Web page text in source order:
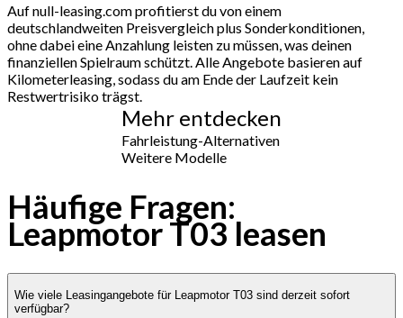
Auf null-leasing.com profitierst du von einem
deutschlandweiten Preisvergleich plus Sonderkonditionen,
ohne dabei eine Anzahlung leisten zu müssen, was deinen
finanziellen Spielraum schützt. Alle Angebote basieren auf
Kilometerleasing, sodass du am Ende der Laufzeit kein
Restwertrisiko trägst.
Mehr entdecken
Fahrleistung-Alternativen
Weitere Modelle
Häufige Fragen:
Leapmotor T03 leasen
Wie viele Leasingangebote für Leapmotor T03 sind derzeit sofort
verfügbar?